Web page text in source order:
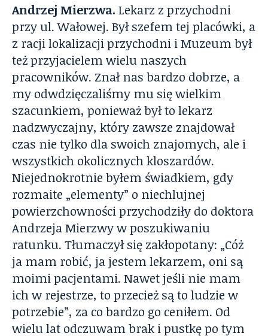
Andrzej Mierzwa. Lekarz z przychodni
przy ul. Wałowej. Był szefem tej placówki, a
z racji lokalizacji przychodni i Muzeum był
też przyjacielem wielu naszych
pracowników. Znał nas bardzo dobrze, a
my odwdzięczaliśmy mu się wielkim
szacunkiem, ponieważ był to lekarz
nadzwyczajny, który zawsze znajdował
czas nie tylko dla swoich znajomych, ale i
wszystkich okolicznych kloszardów.
Niejednokrotnie byłem świadkiem, gdy
rozmaite „elementy” o niechlujnej
powierzchowności przychodziły do doktora
Andrzeja Mierzwy w poszukiwaniu
ratunku. Tłumaczył się zakłopotany: „Cóż
ja mam robić, ja jestem lekarzem, oni są
moimi pacjentami. Nawet jeśli nie mam
ich w rejestrze, to przecież są to ludzie w
potrzebie”, za co bardzo go ceniłem. Od
wielu lat odczuwam brak i pustkę po tym